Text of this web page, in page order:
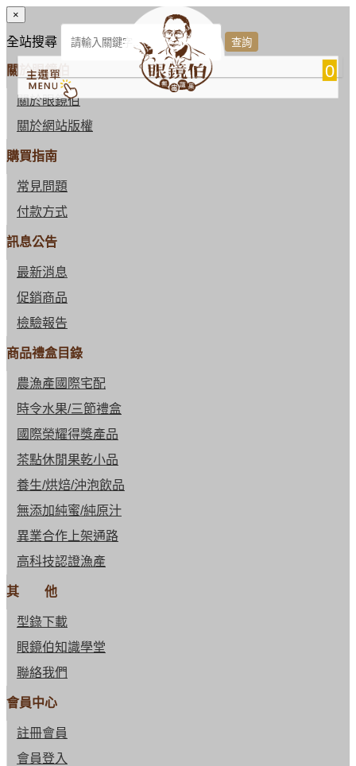
0
×
全站搜尋
關於眼鏡伯
關於眼鏡伯
關於網站版權
購買指南
常見問題
付款方式
訊息公告
最新消息
促銷商品
檢驗報告
商品禮盒目錄
農漁產國際宅配
時令水果/三節禮盒
國際榮耀得獎產品
茶點休閒果乾小品
養生/烘焙/沖泡飲品
無添加純蜜/純原汁
異業合作上架通路
高科技認證漁產
其 他
型錄下載
眼鏡伯知識學堂
聯絡我們
會員中心
註冊會員
會員登入